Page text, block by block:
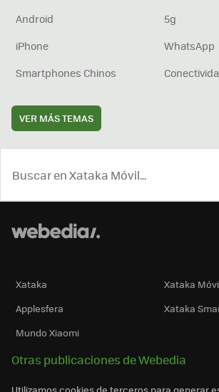
Android
5g
iPhone
WhatsApp
Smartphones Chinos
VER MÁS TEMAS
Xataka
Xataka
Applesfera
Xataka
Mundo Xiaomi
Otras publicaciones de Webedia